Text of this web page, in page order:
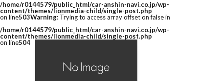
/home/r0144579/public_html/car-anshin-navi.co.jp/wp-
content/themes/lionmedia-child/single-post.php
on line503Warning: Trying to access array offset on false in
/home/r0144579/public_html/car-anshin-navi.co.jp/wp-
content/themes/lionmedia-child/single-post.php
on line504